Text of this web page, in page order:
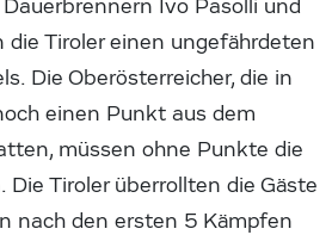
Ivo Pasolli und
die Tiroler einen ungefährdeten
Die Oberösterreicher, die in
einen Punkt aus dem
müssen ohne Punkte die
Tiroler überrollten die Gäste
nach den ersten 5 Kämpfen